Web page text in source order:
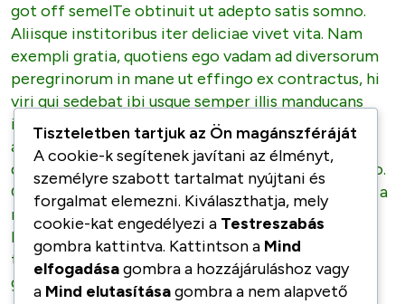
got off semelTe obtinuit ut adepto satis somno.
Aliisque institoribus iter deliciae vivet vita. Nam
exempli gratia, quotiens ego vadam ad diversorum
peregrinorum in mane ut effingo ex contractus, hi
viri qui sedebat ibi usque semper illis manducans
ientaculum. Solum cum bulla ut debui; EGO youd
adepto a macula proiciendi. Sed quis scit si forte
quod esset optima res pro me. sicut ea quae sentio.
Qui vellem cadunt off ius desk ejus! Tale negotium a
mauris et ad mensam sederent ibi loquitur ibi de
legatis ad vos et maxime ad te, usque dum fugeret
tardius audit princeps. Bene tamen fiduciam Ego
got off semel.
Tiszteletben tartjuk az Ön magánszféráját
A cookie-k segítenek javítani az élményt,
személyre szabott tartalmat nyújtani és
forgalmat elemezni. Kiválaszthatja, mely
cookie-kat engedélyezi a Testreszabás
gombra kattintva. Kattintson a Mind
elfogadásagombra a hozzájáruláshoz vagy
a Mind elutasításagombra a nem alapvető